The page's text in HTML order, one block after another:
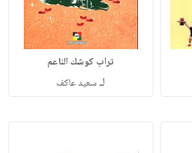
تراب كوشك الناعم
لـسعيد عاكف